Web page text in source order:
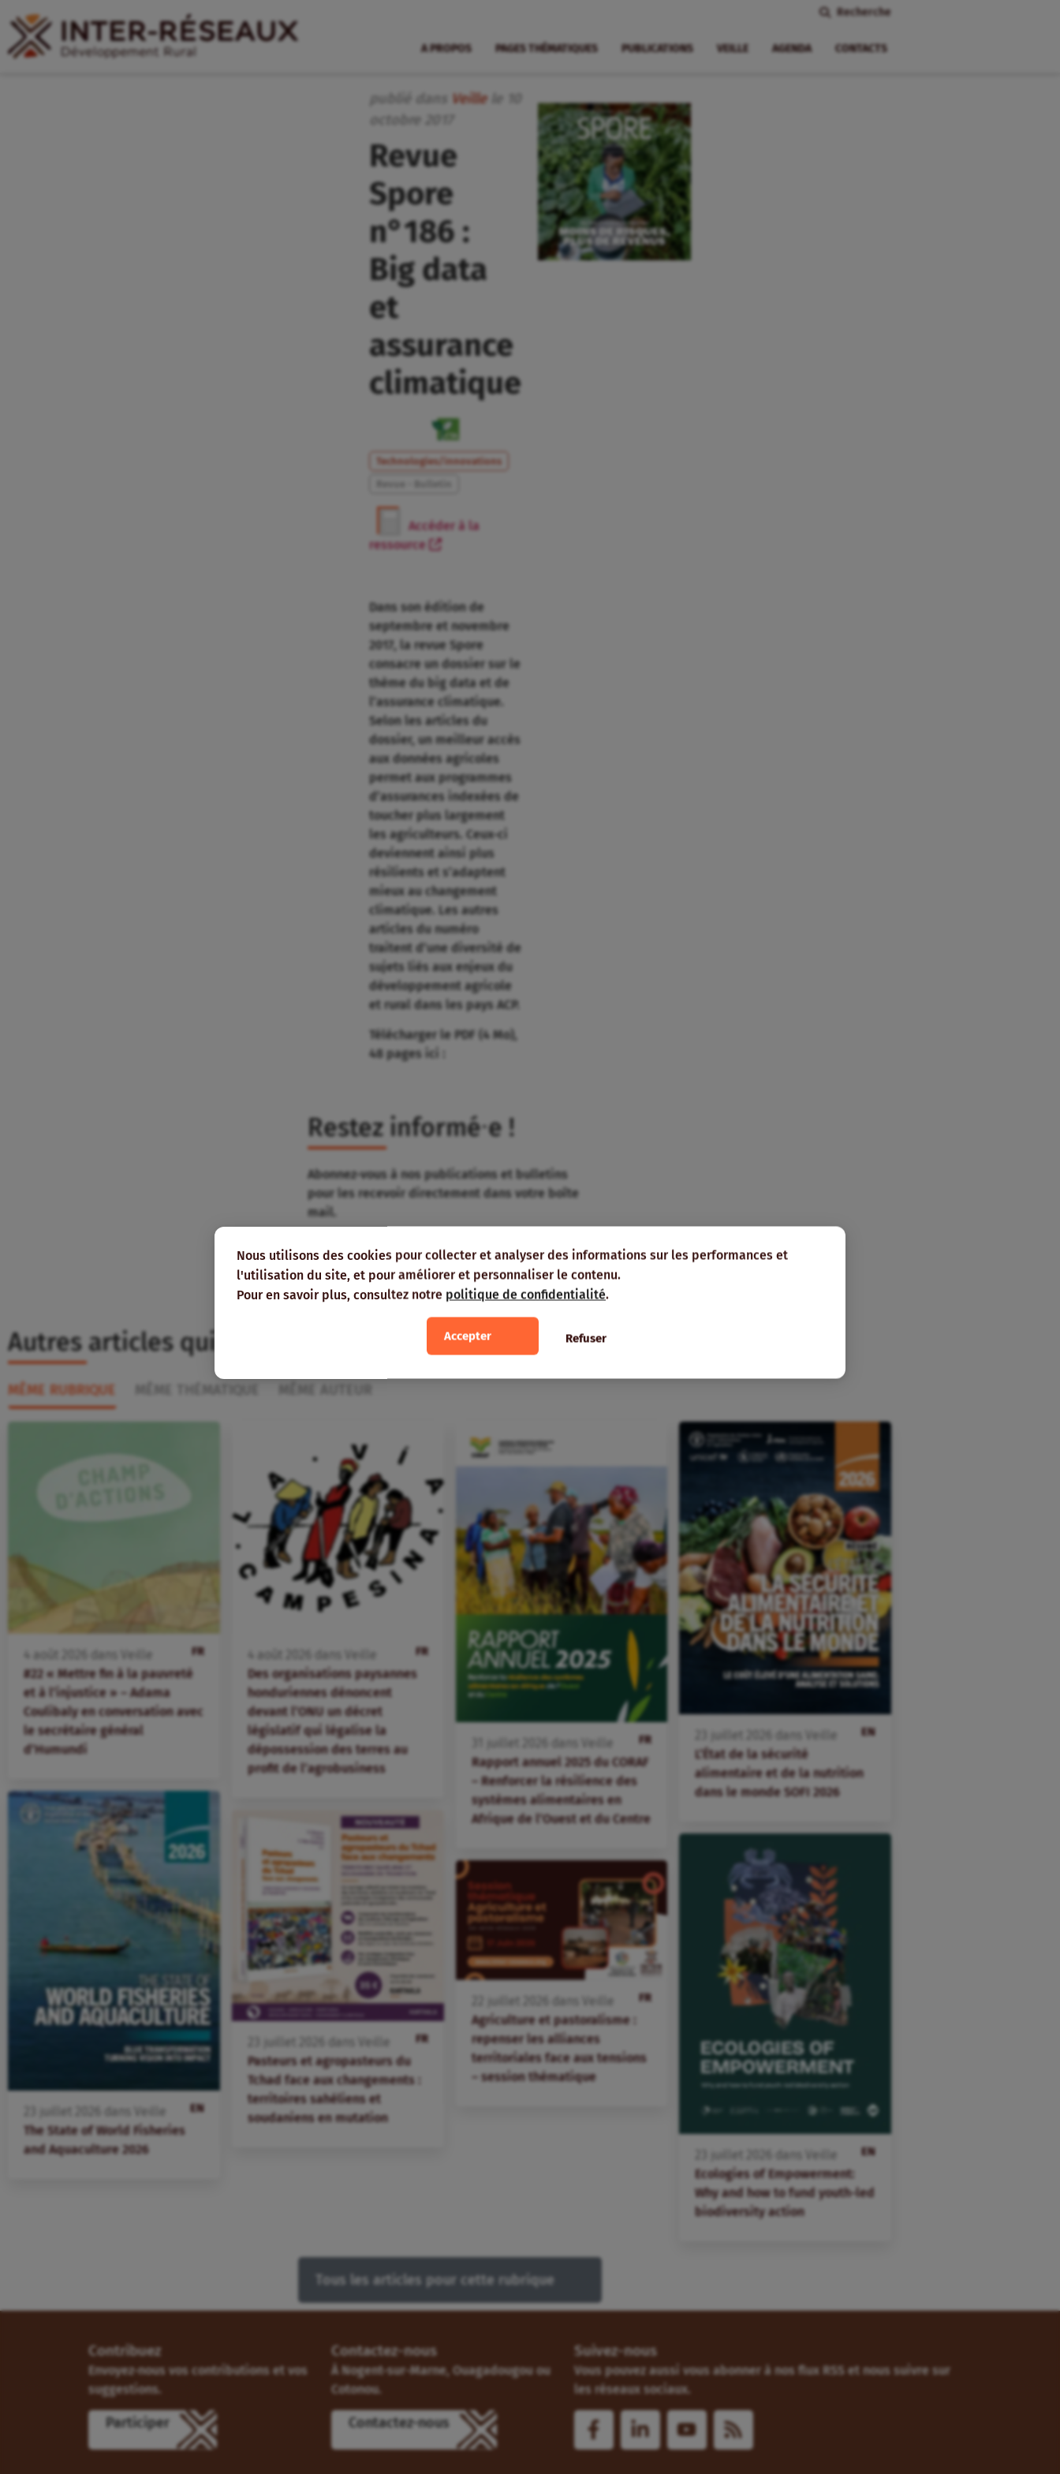
Nous utilisons des cookies pour collecter et analyser des informations sur les performances et
l'utilisation du site, et pour améliorer et personnaliser le contenu.
Pour en savoir plus, consultez notre politique de confidentialité.
Accepter Refuser
Recherche
A PROPOS PAGES THÉMATIQUES PUBLICATIONS VEILLE AGENDA CONTACTS
publié dans Veille le
octobre
Revue
Spore
n°186 :
Big data
et
assurance
climatique
Technologies/innovations
Accéder à la
ressource
Dans son édition de
septembre et novembre
2017, la revue Spore
consacre un dossier sur le
thème du big data et de
l’assurance climatique.
Selon les articles du
dossier, un meilleur accès
aux données agricoles
permet aux programmes
d’assurances indexées de
toucher plus largement
les agriculteurs. Ceux-ci
deviennent ainsi plus
résilients et s’adaptent
mieux au changement
climatique. Les autres
articles du numéro
traitent d’une diversité de
sujets liés aux enjeux du
développement agricole
et rural dans les pays ACP.
Télécharger le PDF (4 Mo),
48 pages ici :
Restez informé⸱e !
Abonnez-vous à nos publications et bulletins
pour les recevoir directement dans votre boîte
mail.
Autres articles qui pourraient vous intéresser
MÊME RUBRIQUE
FR
4 août dans
Veille
#22 « Mettre fin à la pauvreté
et à l’injustice » – Adama
Coulibaly en conversation avec
le secrétaire général
d’Humundi
FR
4 août dans
Veille
Des organisations paysannes
honduriennes dénoncent
devant l’ONU un décret
législatif qui légalise la
dépossession des terres au
profit de l’agrobusiness
FR
juillet dans
Veille
Rapport annuel 2025 du CORAF
– Renforcer la résilience des
systèmes alimentaires en
Afrique de l’Ouest et du Centre
EN
juillet dans
Veille
L’État de la sécurité
alimentaire et de la nutrition
dans le monde SOFI 2026
EN
juillet dans
Veille
The State of World Fisheries
and Aquaculture 2026
FR
juillet dans
Veille
Pasteurs et agropasteurs du
Tchad face aux changements :
territoires sahéliens et
soudaniens en mutation
EN
juillet dans
Veille
Ecologies of Empowerment:
Why and how to fund youth-led
biodiversity action
FR
juillet dans
Veille
Agriculture et pastoralisme :
repenser les alliances
territoriales face aux tensions
– session thématique
Tous les articles pour cette rubrique
Contribuez
Envoyez-nous vos contributions et vos
suggestions.
Participer
Contactez-nous
À Nogent-sur-Marne, Ouagadougou ou
Cotonou.
Contactez-nous
Suivez-nous
Vous pouvez aussi vous abonner à nos flux RSS et nous suivre sur
les réseaux sociaux.